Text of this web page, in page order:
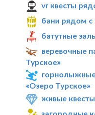
vr квесты
бани рядом с
батутные
веревочные
Турское»
«Озеро Турское»
живые